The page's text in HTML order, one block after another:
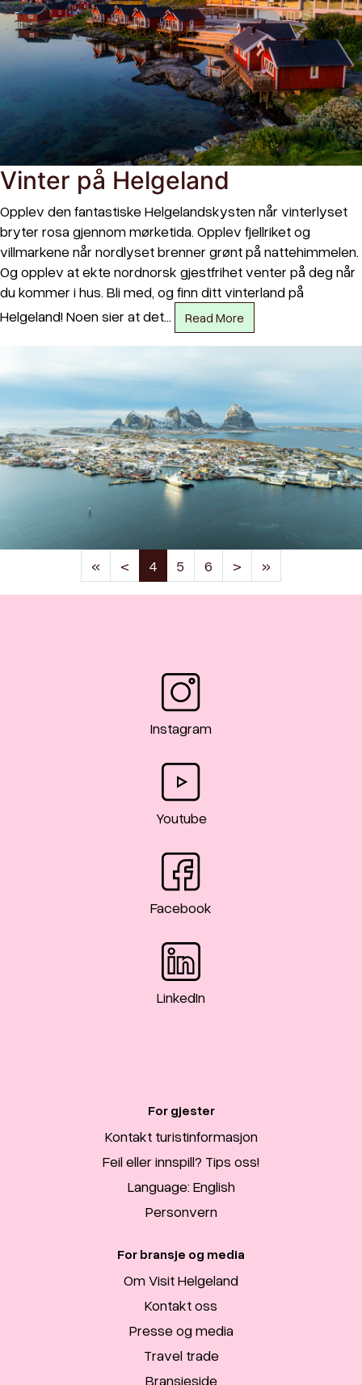
Vinter på Helgeland
Opplev den fantastiske Helgelandskysten når vinterlyset
bryter rosa gjennom mørketida. Opplev fjellriket og
villmarkene når nordlyset brenner grønt på nattehimmelen.
Og opplev at ekte nordnorsk gjestfrihet venter på deg når
du kommer i hus. Bli med, og finn ditt vinterland på
Helgeland! Noen sier at det…
Read More
« < 4(current)
5 6 > »
Instagram
Youtube
Facebook
LinkedIn
For gjester
Kontakt turistinformasjon
Feil eller innspill? Tips oss!
Language: English
Personvern
For bransje og media
Om Visit Helgeland
Kontakt oss
Presse og media
Travel trade
Bransjeside